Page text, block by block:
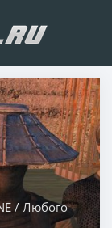
/ Любого